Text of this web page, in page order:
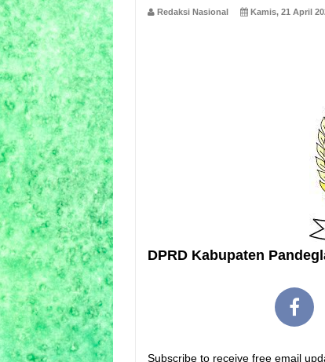
Redaksi Nasional Kamis, 21 April
DPRD Kabupaten
Subscribe to receive free email